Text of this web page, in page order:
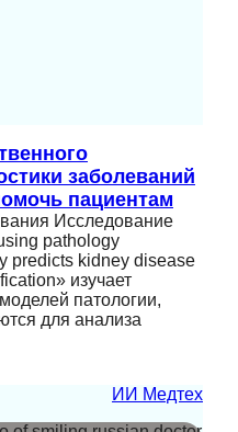
заболеваний
пациентам
Исследование
pathology
predicts kidney disease
изучает
патологии,
для анализа
ИИ Медтех